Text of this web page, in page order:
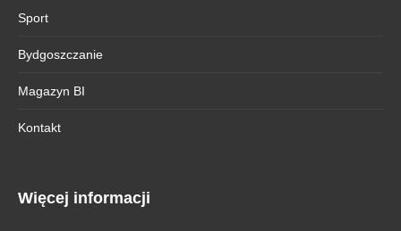
Sport
Bydgoszczanie
Magazyn BI
Kontakt
Więcej informacji